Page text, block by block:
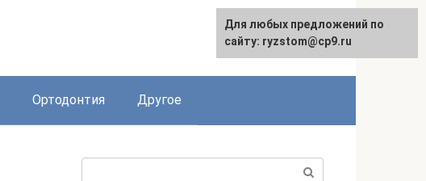
Ортодонтия Другое
Для любых предложений по
сайту: ryzstom@cp9.ru